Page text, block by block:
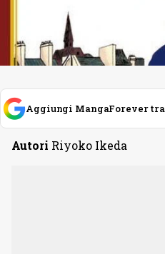
Aggiungi MangaForever
Autori Riyoko Ikeda